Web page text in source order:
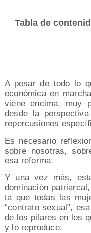
Tabla de
A pesar de todo lo
eco­nó­mi­ca en
vie­ne enci­ma, muy
des­de la
reper­cu­sio­nes
Es nece­sa­rio
sobre noso­tras,
esa reforma.
Y una vez más,
domi­na­ción
ta que todas las
“con­tra­to sexual”,
de los pila­res en los
y lo reproduce.